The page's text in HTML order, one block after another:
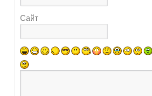
Сайт